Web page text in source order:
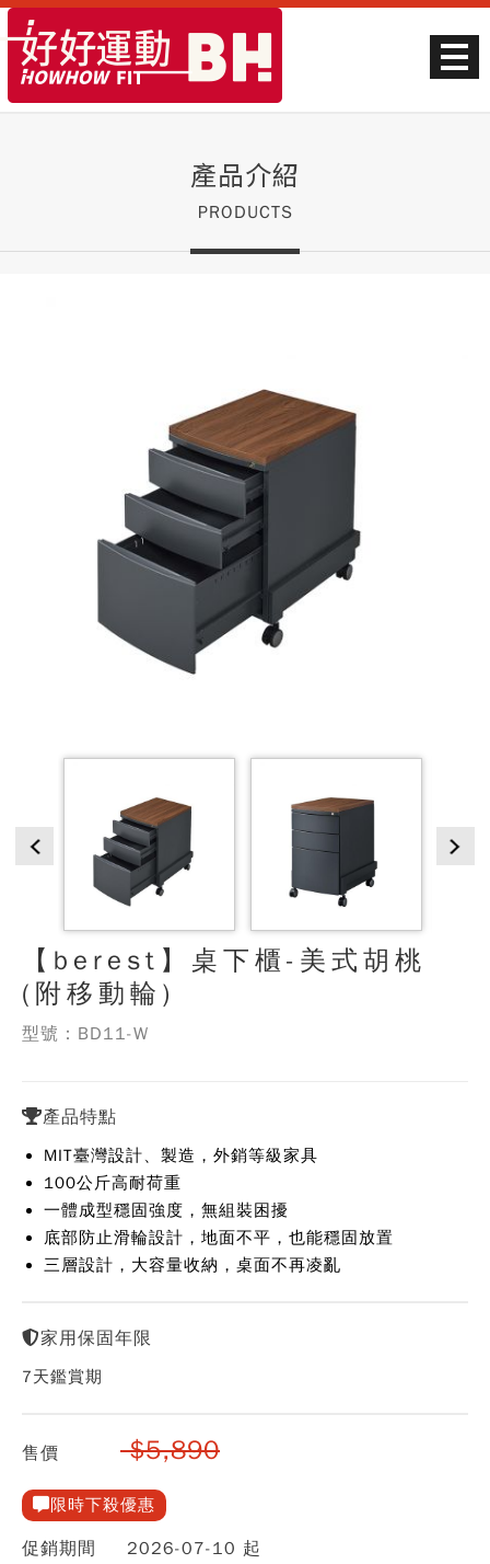
產品介紹
PRODUCTS
【berest】桌下櫃-美式胡桃
(附移動輪)
型號：BD11-W
產品特點
MIT臺灣設計、製造，外銷等級家具
100公斤高耐荷重
一體成型穩固強度，無組裝困擾
底部防止滑輪設計，地面不平，也能穩固放置
三層設計，大容量收納，桌面不再凌亂
家用保固年限
7天鑑賞期
售價 $5,890
限時下殺優惠
促銷期間
2026-07-10 起